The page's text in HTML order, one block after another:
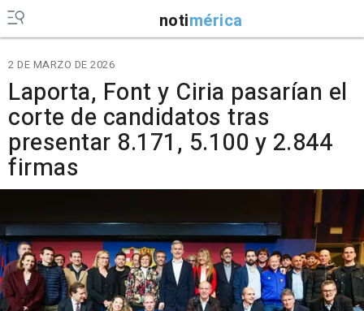
notimérica
2 DE MARZO DE 2026
Laporta, Font y Ciria pasarían el
corte de candidatos tras
presentar 8.171, 5.100 y 2.844
firmas